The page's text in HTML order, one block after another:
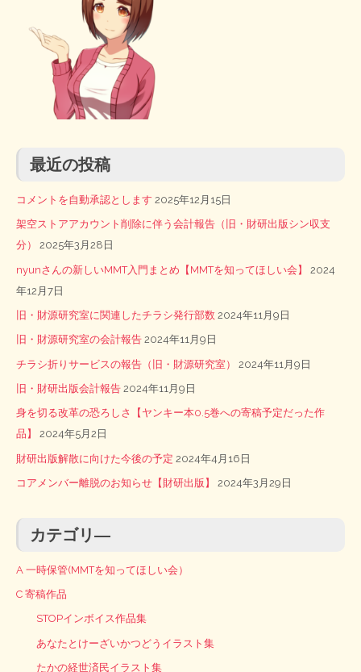
最近の投稿
コメントを自動承認とします 2025年12月15日
架空ストアアカウント削除に伴う会計報告（旧・財研出版シン収支
分）
2025年3月28日
nyunさんの新しいMMT入門まとめ【MMTを知ってほしい会】
2024
年12月7日
旧・財源研究室に関連したチラシ発行部数 2024年11月9日
旧・財源研究室の会計報告 2024年11月9日
チラシ折りサービスの報告（旧・財源研究室） 2024年11月9日
旧・財研出版会計報告 2024年11月9日
身を切る改革の恐ろしさ【ヤンキー本0.5巻への寄稿予定だった作
品】
2024年5月2日
財研出版解散に向けた今後の予定 2024年4月16日
コアメンバー離脱のお知らせ【財研出版】 2024年3月29日
カテゴリ―
A 一時保管(MMTを知ってほしい会）
C 寄稿作品
STOPインボイス作品集
あなたとけーざいかつどうイラスト集
たかの経世済民イラスト集